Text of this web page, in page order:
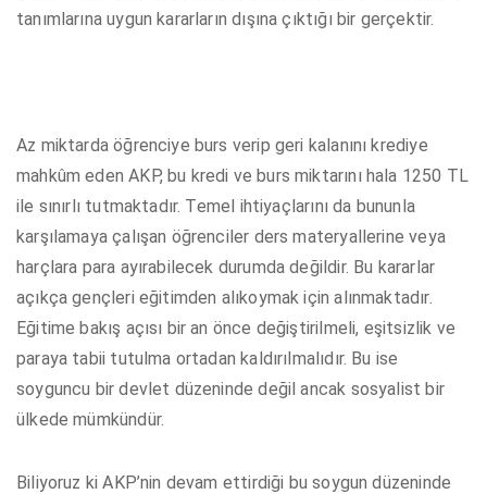
tanımlarına uygun kararların dışına çıktığı bir gerçektir.
Az miktarda öğrenciye burs verip geri kalanını krediye
mahkûm eden AKP, bu kredi ve burs miktarını hala 1250 TL
ile sınırlı tutmaktadır. Temel ihtiyaçlarını da bununla
karşılamaya çalışan öğrenciler ders materyallerine veya
harçlara para ayırabilecek durumda değildir. Bu kararlar
açıkça gençleri eğitimden alıkoymak için alınmaktadır.
Eğitime bakış açısı bir an önce değiştirilmeli, eşitsizlik ve
paraya tabii tutulma ortadan kaldırılmalıdır. Bu ise
soyguncu bir devlet düzeninde değil ancak sosyalist bir
ülkede mümkündür.
Biliyoruz ki AKP’nin devam ettirdiği bu soygun düzeninde